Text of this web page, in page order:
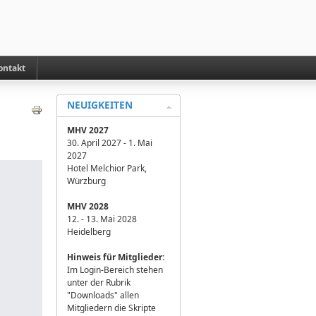
NEUIGKEITEN
MHV 2027
30. April 2027 - 1. Mai
2027
Hotel Melchior Park,
Würzburg
MHV 2028
12. - 13. Mai 2028
Heidelberg
Hinweis für Mitglieder:
Im Login-Bereich stehen
unter der Rubrik
"Downloads" allen
Mitgliedern die Skripte